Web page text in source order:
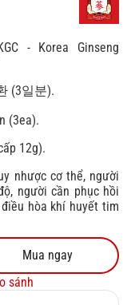
- Korea Ginseng
(3일분).
(3ea).
12g).
nhược cơ thể, người
người cần phục hồi
hòa khí huyết tim
Mua ngay
sánh